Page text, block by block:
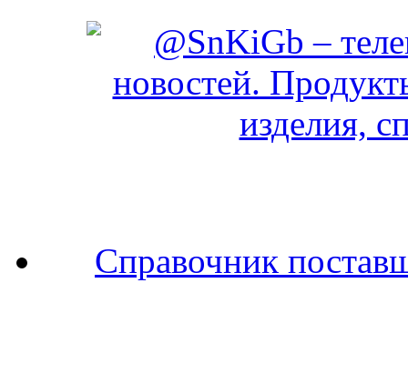
Справочник